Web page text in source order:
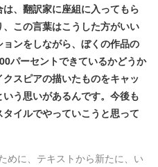
、翻訳家に座組に入ってもら
この言葉はこうした方がいい
ンをしながら、ぼくの作品の
パーセントできているかどうか
スピアの描いたものをキャッ
う思いがあるんです。今後も
イルでやっていこうと思って
めに、テキストから新たに、い